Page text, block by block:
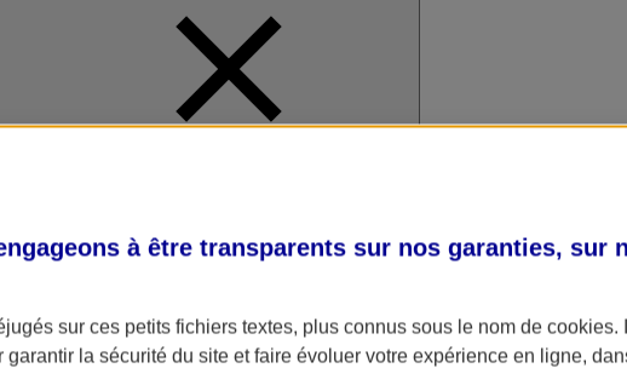
à être transparents sur nos garanties, sur
sur ces petits fichiers textes, plus connus sous le nom de cookies.
la sécurité du site et faire évoluer votre expérience en ligne,